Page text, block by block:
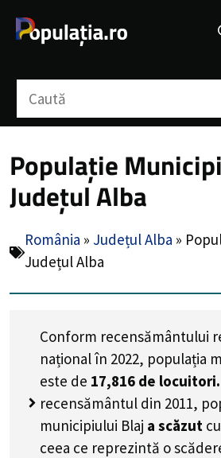
Populație
Județul Alba
România » Județul Alba »
Județul Alba
Conform recensământului
național în 2022, populația
este de 17,816 de locuitori.
recensământul din 2011,
municipiului Blaj a scăzut cu
ceea ce reprezintă o